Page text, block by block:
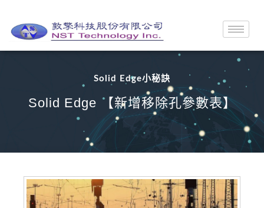
Solid Edge小秘訣
Solid Edge 【新增移除孔參數表】